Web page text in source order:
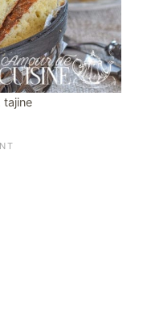
tajine